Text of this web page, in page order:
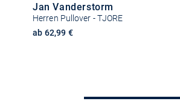
Jan Vanderstorm
Herren Pullover - TJORE
ab 62,99 €
Größe auswählen